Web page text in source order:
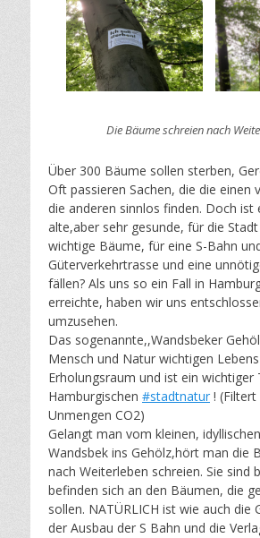
Die Bäume schreien nach
Über 300 Bäume sollen sterben,
Oft passieren Sachen, die die einen
die anderen sinnlos finden. Doch ist
alte,aber sehr gesunde, für die
wichtige Bäume, für eine S-Bahn
Güterverkehrtrasse und eine
fällen? Als uns so ein Fall in
erreichte, haben wir uns
umzusehen.
Das sogenannte,,Wandsbeker
Mensch und Natur wichtigen
Erholungsraum und ist ein wichtiger
Hamburgischen #stadtnatur ! (Filtert
Unmengen CO2)
Gelangt man vom kleinen,
Wandsbek ins Gehölz,hört man die
nach Weiterleben schreien. Sie sind
befinden sich an den Bäumen, die
sollen. NATÜRLICH ist wie auch die
der Ausbau der S Bahn und die